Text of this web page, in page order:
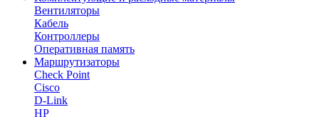
Вентиляторы
Кабель
Контроллеры
Оперативная память
Маршрутизаторы
Check Point
Cisco
D-Link
HP